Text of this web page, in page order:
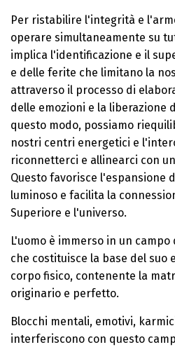
Per ristabilire l'integrità e
operare simultaneamente su
implica l'identificazione e il
e delle ferite che limitano la
attraverso il processo di
delle emozioni e la liberazione
questo modo, possiamo
nostri centri energetici e
riconnetterci e allinearci con
Questo favorisce l'espansione
luminoso e facilita la
Superiore e l'universo.
L'uomo è immerso in un
che costituisce la base del suo
corpo fisico, contenente la
originario e perfetto.
Blocchi mentali, emotivi,
interferiscono con questo